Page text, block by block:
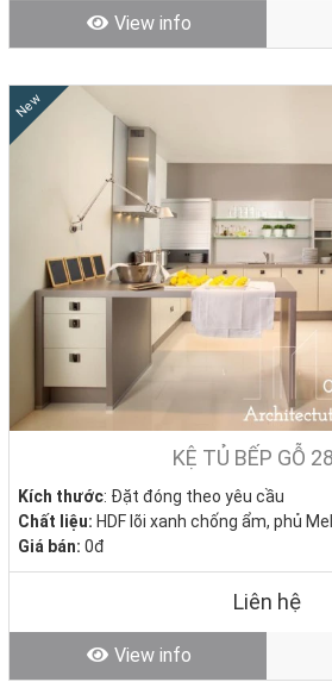
Quy Trình Thiết Kế Thi Công Tủ
Nhà Decor
Tiếp nhận yêu cầu và khảo sát
Lên bản vẽ thiết kế 2D & phối cảnh
Báo giá chi tiết và ký hợp đồng rõ
Sản xuất nội thất trực tiếp tại xưởng
Thi công lắp đặt đúng tiến độ, dọn
Bảo hành tận nơi, chăm sóc sau
View info
New
KỆ TỦ BẾP GỖ
Kích thước: Đặt đóng theo yêu cầu
Chất liệu: HDF lõi xanh chống ẩm, phủ
Giá bán: 0đ
Tình trạng: Hàng mới - Còn hàng
Liên hệ
View info